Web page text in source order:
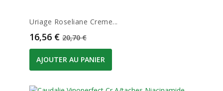
Uriage Roseliane Creme...
Prix
16,56 € Prix de base
20,70 €
AJOUTER AU PANIER